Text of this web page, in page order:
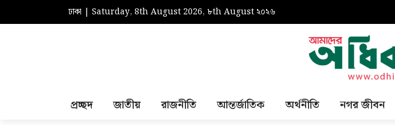
ঢাকা | Saturday, 8th August 2026, ৮th August ২০২৬
প্রচ্ছদ জাতীয় রাজনীতি আন্তর্জাতিক অর্থনীতি নগর জীবন